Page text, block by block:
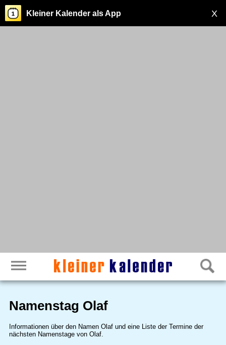
X
Kleiner Kalender als App
Namenstag Olaf
Informationen über den Namen Olaf und eine Liste der Termine der
nächsten Namenstage von Olaf.